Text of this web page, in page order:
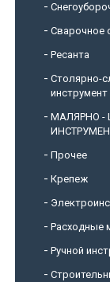
Cварочное
Ресанта
Столярно-
инструмент
МАЛЯРНО -
Прочее
Крепеж
Расходные
Ручной